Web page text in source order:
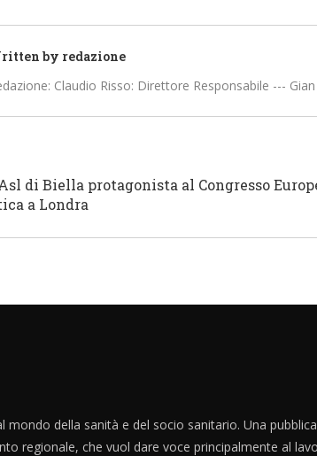
by redazione
Claudio Risso: Direttore Responsabile ---
di Biella protagonista al Congresso
a Londra
mondo della sanità e del socio sanitario. Una
regionale, che vuol dare voce principalmente al